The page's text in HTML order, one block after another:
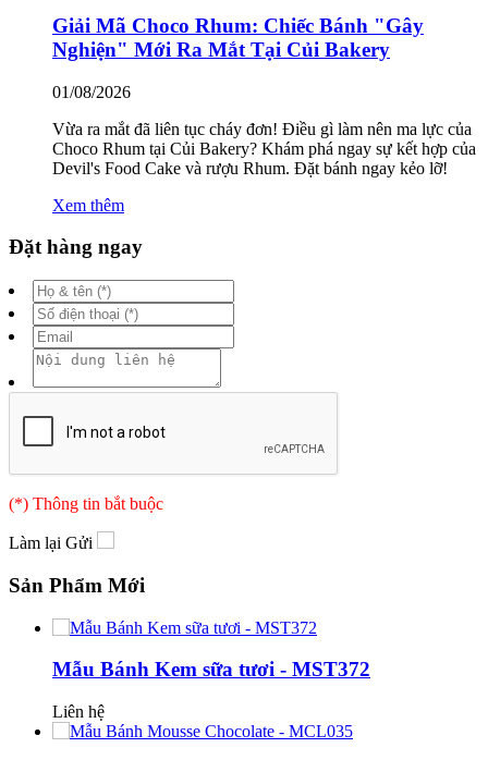
Giải Mã Choco Rhum: Chiếc Bánh "Gây
Nghiện" Mới Ra Mắt Tại Củi Bakery
01/08/2026
Vừa ra mắt đã liên tục cháy đơn! Điều gì làm nên ma lực của
Choco Rhum tại Củi Bakery? Khám phá ngay sự kết hợp của
Devil's Food Cake và rượu Rhum. Đặt bánh ngay kẻo lỡ!
Xem thêm
Đặt hàng ngay
(*) Thông tin bắt buộc
Làm lại Gửi
Sản Phẩm Mới
Mẫu Bánh Kem sữa tươi - MST372
Liên hệ